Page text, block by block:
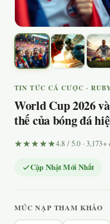
TIN TỨC CÁ CƯỢC ·
World Cup 2026
thế của bóng đá
★★★★★4.8 / 5.0 ·
Cập Nhật Mới Nhất
MỨC NẠP THAM KHẢO